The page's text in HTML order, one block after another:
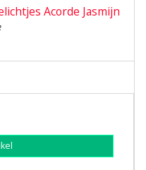
Acorde Jasmijn